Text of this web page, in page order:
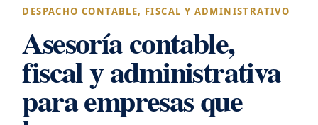
DESPACHO CONTABLE, FISCAL Y ADMINISTRATIVO
Asesoría contable,
fiscal y administrativa
para empresas que